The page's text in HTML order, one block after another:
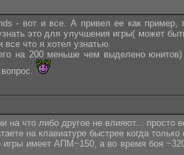
- вот и все. А привел ее как
это для улучшения игры( может
все что я хотел узнатью.
на 200 меньше чем выделено
что либо другое не влияют... просто
на клавиатуре быстрее когда
имеет АПМ~150, а во время боя